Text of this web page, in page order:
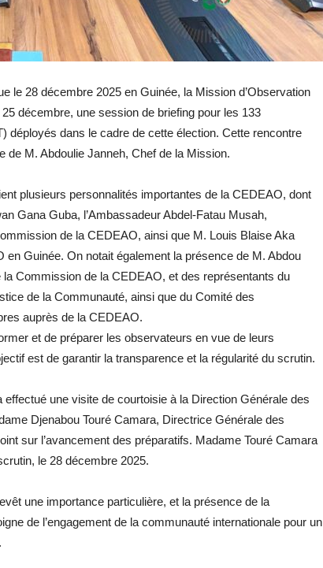
le 28 décembre 2025 en Guinée, la Mission d’Observation
décembre, une session de briefing pour les 133
déployés dans le cadre de cette élection. Cette rencontre
de M. Abdoulie Janneh, Chef de la Mission.
plusieurs personnalités importantes de la CEDEAO, dont
Gana Guba, l’Ambassadeur Abdel-Fatau Musah,
de la CEDEAO, ainsi que M. Louis Blaise Aka
Guinée. On notait également la présence de M. Abdou
Commission de la CEDEAO, et des représentants du
de la Communauté, ainsi que du Comité des
auprès de la CEDEAO.
et de préparer les observateurs en vue de leurs
est de garantir la transparence et la régularité du scrutin.
effectué une visite de courtoisie à la Direction Générale des
Djenabou Touré Camara, Directrice Générale des
sur l’avancement des préparatifs. Madame Touré Camara
le 28 décembre 2025.
une importance particulière, et la présence de la
de l’engagement de la communauté internationale pour un